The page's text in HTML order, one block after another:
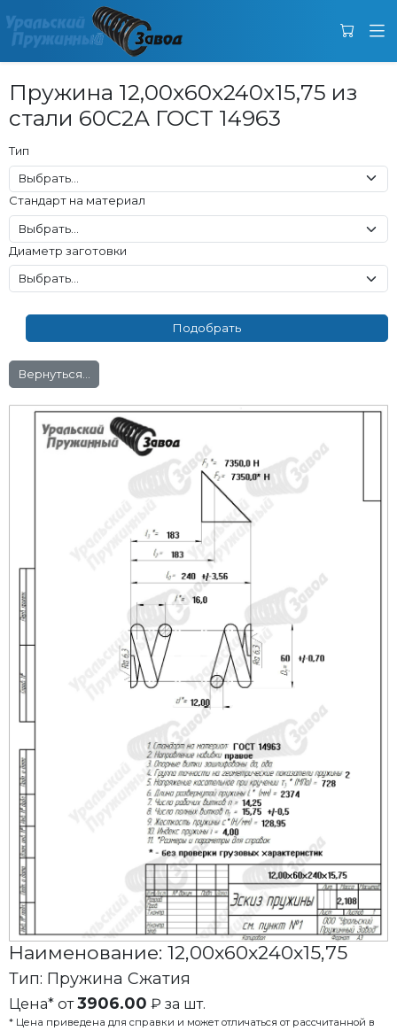
Пружина 12,00x60x240x15,75 из
стали 60С2А ГОСТ 14963
Тип
Стандарт на материал
Диаметр заготовки
Вернуться...
Наименование: 12,00x60x240x15,75
Тип: Пружина Сжатия
Цена* от3906.00 ₽ за шт.
* Цена приведена для справки и может отличаться от рассчитанной в